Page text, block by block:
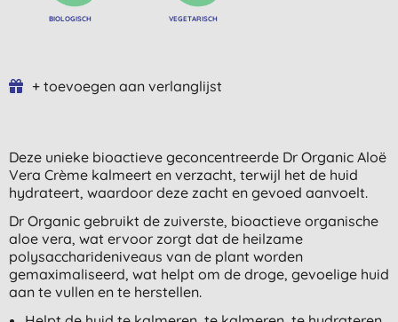
BIOLOGISCH VEGETARISCH
+ toevoegen aan verlanglijst
Deze unieke bioactieve geconcentreerde Dr Organic Aloë
Vera Crème kalmeert en verzacht, terwijl het de huid
hydrateert, waardoor deze zacht en gevoed aanvoelt.
Dr Organic gebruikt de zuiverste, bioactieve organische
aloe vera, wat ervoor zorgt dat de heilzame
polysaccharideniveaus van de plant worden
gemaximaliseerd, wat helpt om de droge, gevoelige huid
aan te vullen en te herstellen.